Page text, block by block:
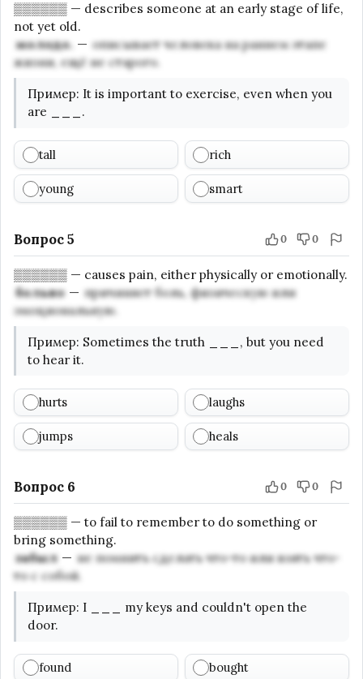
▒▒▒▒▒▒ — describes someone at an early stage of life,
not yet old.
молодо. — описывает человека на раннем этапе
жизни, ещё не старого.
Пример: It is important to exercise, even when you
are
.
tall rich
young smart
Вопрос 5 0 0
▒▒▒▒▒▒ — causes pain, either physically or emotionally.
больно — причиняет боль, физическую или
эмоциональную.
Пример: Sometimes the truth
, but you need
to hear it.
hurts laughs
jumps heals
Вопрос 6 0 0
▒▒▒▒▒▒ —to fail to remember to do something or
bring something.
забыл — не помнить сделать что-то или взять что-
то с собой.
Пример: I
my keys and couldn't open the
door.
found bought